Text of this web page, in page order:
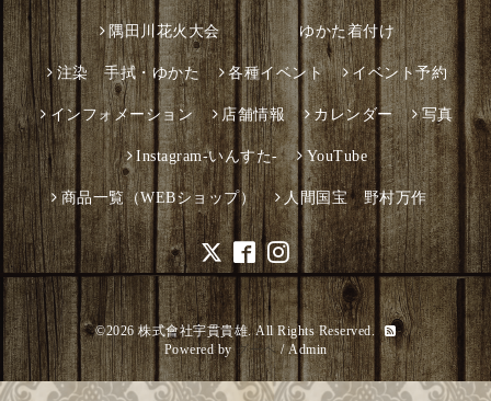
隅田川花火大会 ゆかた着付け
注染 手拭・ゆかた 各種イベント イベント予約
インフォメーション 店舗情報 カレンダー 写真
Instagram-いんすた- YouTube
商品一覧（WEBショップ） 人間国宝 野村万作
©2026 株式會社宇貫貴雄. All Rights Reserved.
Powered by グーペ/Admin